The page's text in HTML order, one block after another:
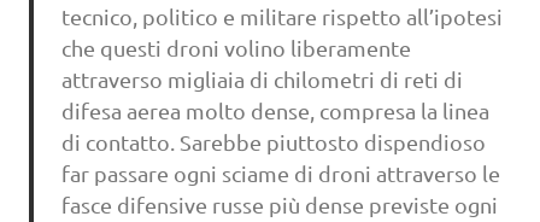
tecnico, politico e militare rispetto all’ipotesi
che questi droni volino liberamente
attraverso migliaia di chilometri di reti di
difesa aerea molto dense, compresa la linea
di contatto. Sarebbe piuttosto dispendioso
far passare ogni sciame di droni attraverso le
fasce difensive russe più dense previste ogni